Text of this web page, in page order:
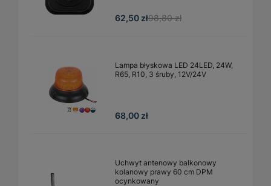
62,50 zł98,80 zł
Lampa błyskowa LED 24LED, 24W,
R65, R10, 3 śruby, 12V/24V
68,00 zł
Uchwyt antenowy balkonowy
kolanowy prawy 60 cm DPM
ocynkowany